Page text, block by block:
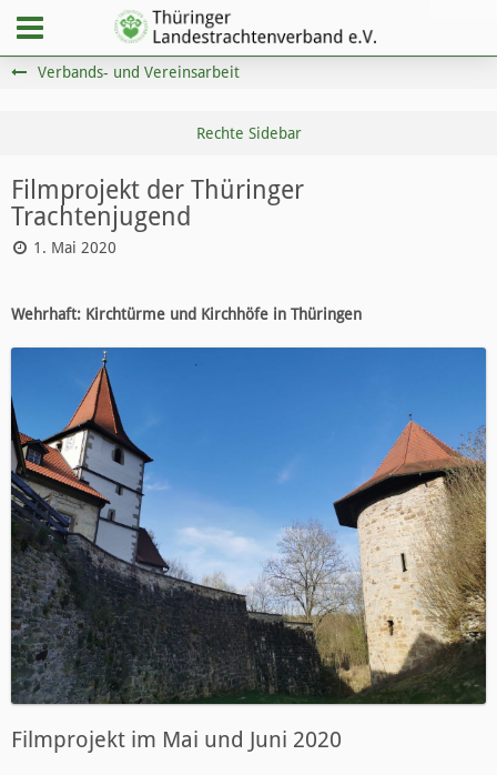
Verbands- und Vereinsarbeit
Filmprojekt der Thüringer
Trachtenjugend
1. Mai 2020
Wehrhaft: Kirchtürme und Kirchhöfe in Thüringen
Filmprojekt im Mai und Juni 2020